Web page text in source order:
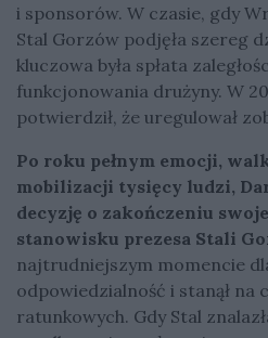
i sponsorów. W czasie, gdy
Stal Gorzów podjęła szereg
kluczowa była spłata
funkcjonowania drużyny. W
potwierdził, że uregulował
Po roku pełnym emocji,
mobilizacji tysięcy ludzi,
decyzję o zakończeniu
stanowisku prezesa Stali
najtrudniejszym momencie
odpowiedzialność i stanął na
ratunkowych. Gdy Stal